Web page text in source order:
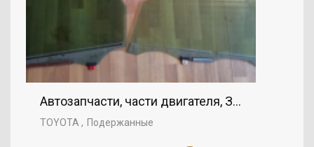
Автозапчасти, части двигателя, Зеркала,
TOYOTA Подержанные